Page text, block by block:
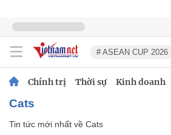
# ASEAN CUP 2026
Chính trị Thời sự Kinh doanh
Cats
Tin tức mới nhất về Cats